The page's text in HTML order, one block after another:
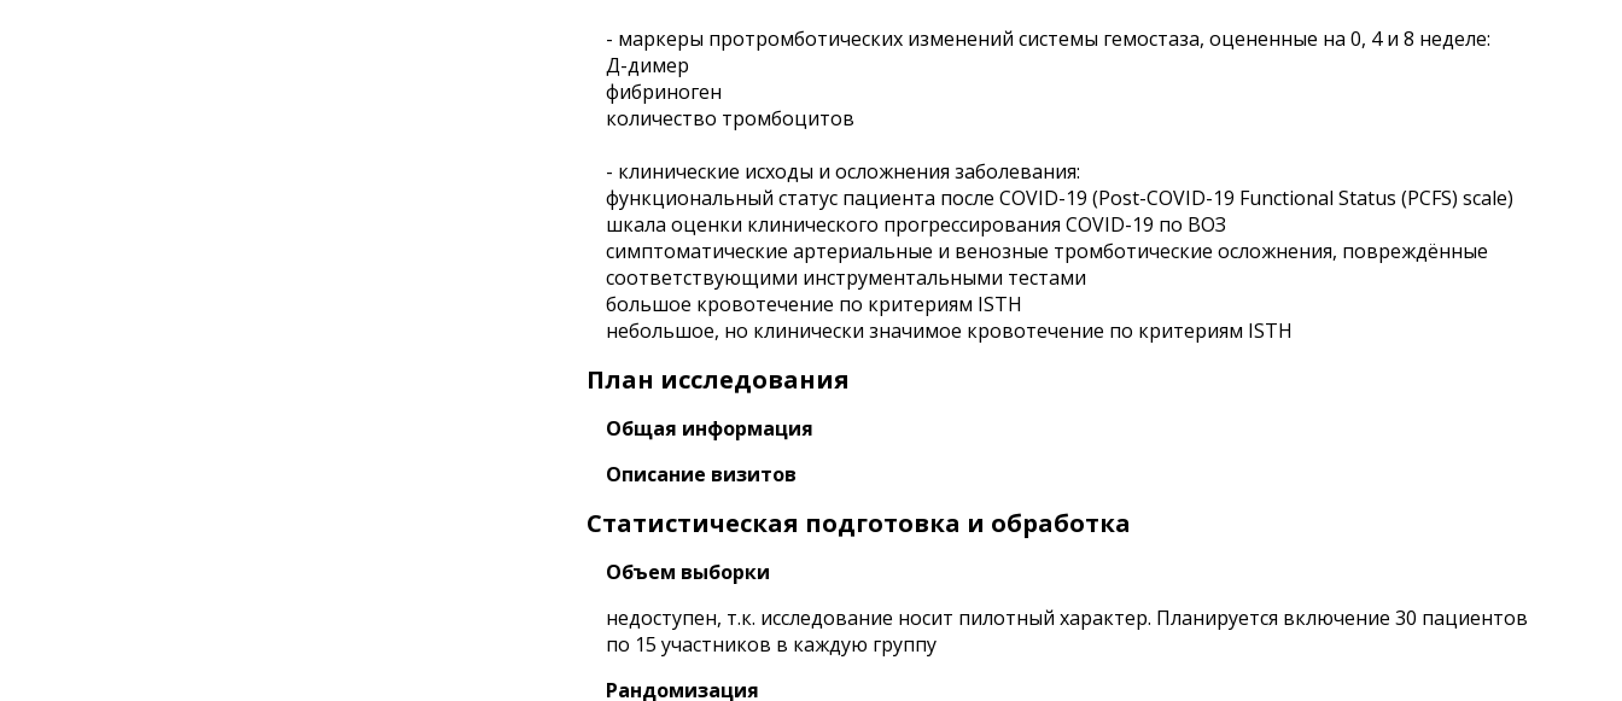
- маркеры протромботических изменений системы гемостаза, оцененные на 0, 4 и 8 неделе:
Д-димер
фибриноген
количество тромбоцитов
- клинические исходы и осложнения заболевания:
функциональный статус пациента после COVID-19 (Post-COVID-19 Functional Status (PCFS) scale)
шкала оценки клинического прогрессирования COVID-19 по ВОЗ
симптоматические артериальные и венозные тромботические осложнения, повреждённые
соответствующими инструментальными тестами
большое кровотечение по критериям ISTH
небольшое, но клинически значимое кровотечение по критериям ISTH
План исследования
Общая информация
Описание визитов
Статистическая подготовка и обработка
Объем выборки
недоступен, т.к. исследование носит пилотный характер. Планируется включение 30 пациентов
по 15 участников в каждую группу
Рандомизация